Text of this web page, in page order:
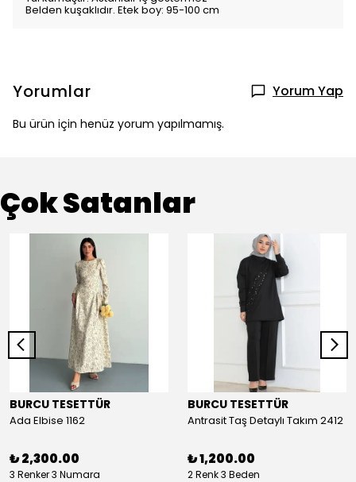
Belden kuşaklıdır. Etek boy: 95-100 cm
Yorumlar Yorum Yap
Bu ürün için henüz yorum yapılmamış.
Çok Satanlar
BURCU TESETTÜR
Ada Elbise 1162
₺ 2,300.00
3 Renker 3 Numara
BURCU TESETTÜR
Antrasit Taş Detaylı Takım 2412
₺ 1,200.00
2 Renk 3 Beden